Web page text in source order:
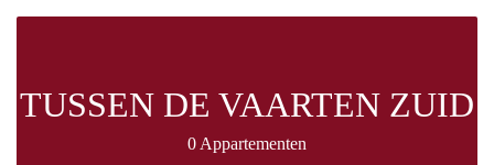
TUSSEN DE VAARTEN ZUID
0 Appartementen